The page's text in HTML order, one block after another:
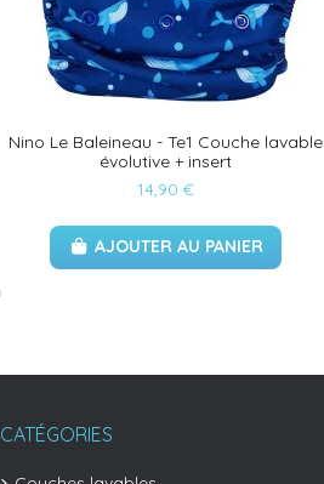
Nino Le Baleineau - Te1 Couche lavable
évolutive + insert
14,90 €
AJOUTER AU PANIER
CATÉGORIES